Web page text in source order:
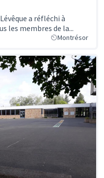
a réfléchi à
les membres de la...
Montrésor